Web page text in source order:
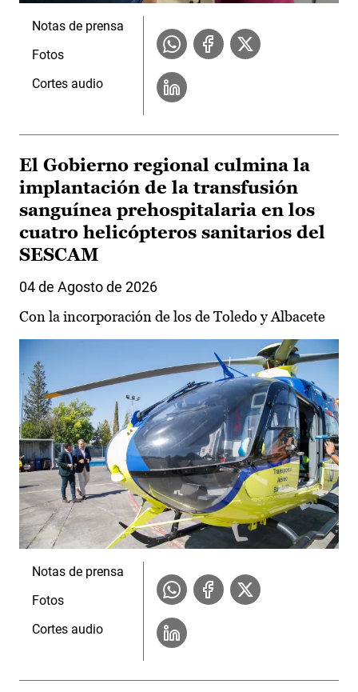
Notas de prensa
Fotos
Cortes audio
El Gobierno regional culmina la
implantación de la transfusión
sanguínea prehospitalaria en los
cuatro helicópteros sanitarios del
SESCAM
04 de Agosto de 2026
Con la incorporación de los de Toledo y Albacete
Notas de prensa
Fotos
Cortes audio